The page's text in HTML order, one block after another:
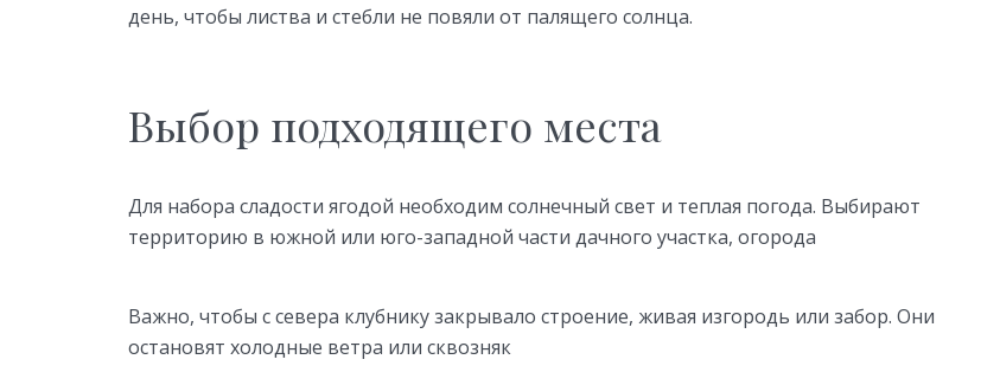
день, чтобы листва и стебли не повяли от палящего солнца.
Выбор подходящего места
Для набора сладости ягодой необходим солнечный свет и теплая погода. Выбирают
территорию в южной или юго-западной части дачного участка, огорода
Важно, чтобы с севера клубнику закрывало строение, живая изгородь или забор. Они
остановят холодные ветра или сквозняк